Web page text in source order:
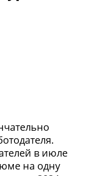
в июле
на одну